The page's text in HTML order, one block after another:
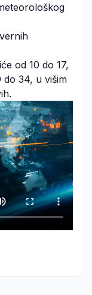
od 10 do 17,
do 34, u višim